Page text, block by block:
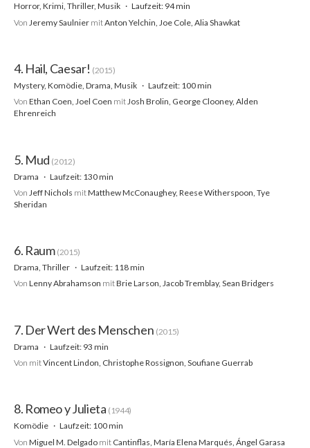
Horror, Krimi, Thriller, Musik
Laufzeit: 94 min
Von Jeremy Saulnier mitAnton Yelchin, Joe Cole, Alia Shawkat
4. Hail, Caesar! (2015)
Mystery, Komödie, Drama, Musik
Laufzeit: 100 min
Von Ethan Coen, Joel Coen mitJosh Brolin, George Clooney, Alden
Ehrenreich
5. Mud (2012)
Drama
Laufzeit: 130 min
Von Jeff Nichols mitMatthew McConaughey, Reese Witherspoon, Tye
Sheridan
6. Raum (2015)
Drama, Thriller
Laufzeit: 118 min
Von Lenny Abrahamson mitBrie Larson, Jacob Tremblay, Sean Bridgers
7. Der Wert des Menschen (2015)
Drama
Laufzeit: 93 min
Von mitVincent Lindon, Christophe Rossignon, Soufiane Guerrab
8. Romeo y Julieta (1944)
Komödie
Laufzeit: 100 min
Von Miguel M. Delgado mit Cantinflas, María Elena Marqués, Ángel Garasa